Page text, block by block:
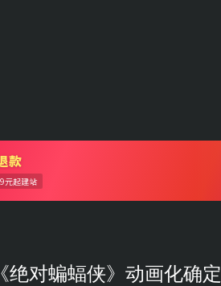
绝对蝙蝠侠》动画化确定